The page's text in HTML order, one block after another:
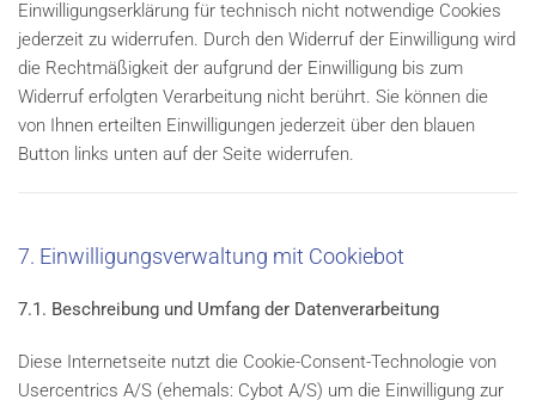
Einwilligungserklärung für technisch nicht notwendige Cookies
jederzeit zu widerrufen. Durch den Widerruf der Einwilligung wird
die Rechtmäßigkeit der aufgrund der Einwilligung bis zum
Widerruf erfolgten Verarbeitung nicht berührt. Sie können die
von Ihnen erteilten Einwilligungen jederzeit über den blauen
Button links unten auf der Seite widerrufen.
7. Einwilligungsverwaltung mit Cookiebot
7.1. Beschreibung und Umfang der Datenverarbeitung
Diese Internetseite nutzt die Cookie-Consent-Technologie von
Usercentrics A/S (ehemals: Cybot A/S) um die Einwilligung zur